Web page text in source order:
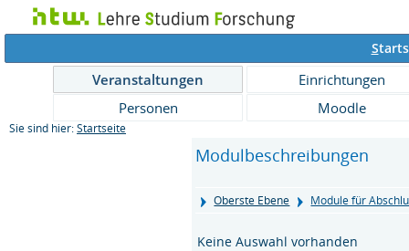
S
Veranstaltungen
Einrichtungen
Personen
Moodle
Sie sind hier: Startseite
Modulbeschreibungen
Oberste Ebene Module für
Keine Auswahl vorhanden